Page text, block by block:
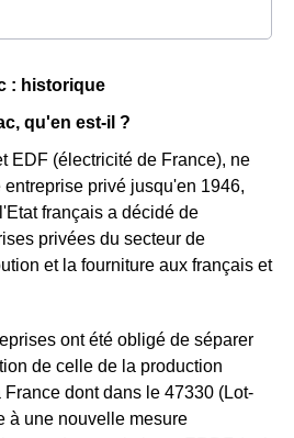
: historique
qu'en est-il ?
EDF (électricité de France), ne
privé jusqu'en 1946,
français a décidé de
privées du secteur de
et la fourniture aux français et
ont été obligé de séparer
de celle de la production
dont dans le 47330 (Lot-
à une nouvelle mesure